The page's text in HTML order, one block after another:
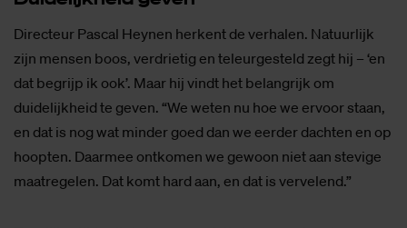
Directeur Pascal Heynen herkent de verhalen. Natuurlijk
zijn mensen boos, verdrietig en teleurgesteld zegt hij – ‘en
dat begrijp ik ook’. Maar hij vindt het belangrijk om
duidelijkheid te geven. “We weten nu hoe we ervoor staan,
en dat is nog wat minder goed dan we eerder dachten en op
hoopten. Daarmee ontkomen we gewoon niet aan stevige
maatregelen. Dat komt hard aan, en dat is vervelend.”